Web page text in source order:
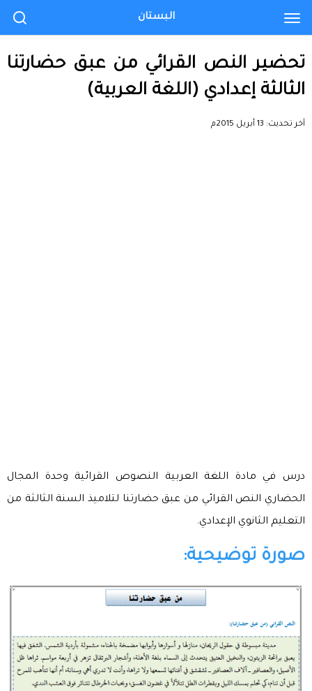
تحضير النص القرائي من عبق حضارتنا
الثالثة إعدادي (اللغة العربية)
آخر تحديث: 13 أبريل 2015م
درس في مادة اللغة العربية النصوص القرائية وحدة المجال
الحضاري النص القرائي من عبق حضارتنا لتلاميذ السنة الثالثة من
التعليم الثانوي الإعدادي.
صورة توضيحية:
البستان